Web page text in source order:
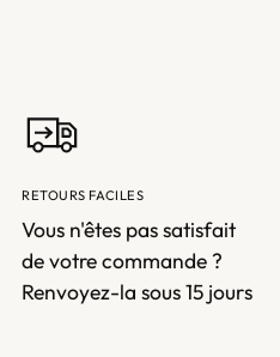
RETOURS FACILES
Vous n'êtes pas satisfait
de votre commande ?
Renvoyez-la sous 15 jours